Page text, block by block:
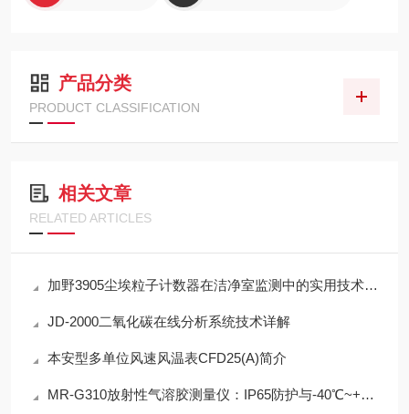
产品分类
PRODUCT CLASSIFICATION
相关文章
RELATED ARTICLES
加野3905尘埃粒子计数器在洁净室监测中的实用技术解析
JD-2000二氧化碳在线分析系统技术详解
本安型多单位风速风温表CFD25(A)简介
MR-G310放射性气溶胶测量仪：IP65防护与-40℃~+50℃宽温工作能力